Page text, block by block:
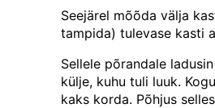
Seejärel mõõda välja
tampida) tulevase kasti
Sellele põrandale
külje, kuhu tuli luuk.
kaks korda. Põhjus